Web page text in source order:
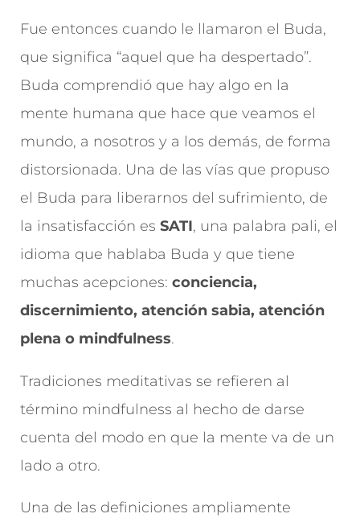
Fue entonces cuando le llamaron el Buda,
que significa “aquel que ha despertado”.
Buda comprendió que hay algo en la
mente humana que hace que veamos el
mundo, a nosotros y a los demás, de forma
distorsionada. Una de las vías que propuso
el Buda para liberarnos del sufrimiento, de
la insatisfacción es SATI, una palabra pali, el
idioma que hablaba Buda y que tiene
muchas acepciones: conciencia,
discernimiento, atención sabia, atención
plena o mindfulness.
Tradiciones meditativas se refieren al
término mindfulness al hecho de darse
cuenta del modo en que la mente va de un
lado a otro.
Una de las definiciones ampliamente